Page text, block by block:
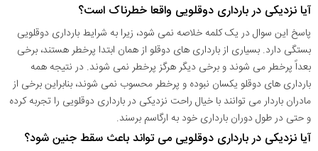
آیا نزدیکی در بارداری دوقلویی واقعا خطرناک است؟
پاسخ این سوال در یک کلمه خلاصه نمی شود، زیرا به شرایط بارداری دوقلویی
بستگی دارد. بسیاری از بارداری های دوقلو از همان ابتدا پرخطر هستند، برخی
بعداً پرخطر می شوند و برخی دیگر هرگز پرخطر نمی شوند. در نتیجه همه
بارداری های دوقلو یکسان نبوده و پرخطر محسوب نمی شوند، بنابراین برخی از
مادران باردار می توانند با خیال راحت نزدیکی در بارداری دوقلویی را تجربه کرده
و حتی در طول دوران بارداری خود به ارگاسم برسند.
آیا نزدیکی در بارداری دوقلویی می تواند باعث سقط جنین شود؟